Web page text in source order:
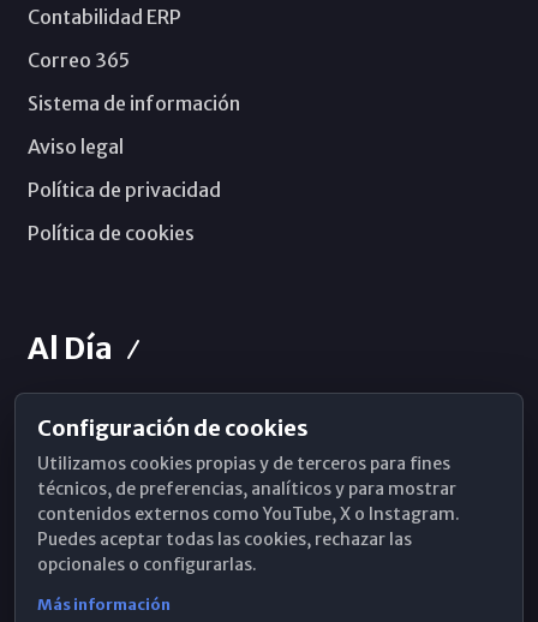
Contabilidad ERP
Correo 365
Sistema de información
Aviso legal
Política de privacidad
Política de cookies
Al Día
Horarios de Misa
Hemeroteca
WhatsApp
Configuración de cookies
Utilizamos cookies propias y de terceros para fines
técnicos, de preferencias, analíticos y para mostrar
contenidos externos como YouTube, X o Instagram.
Puedes aceptar todas las cookies, rechazar las
opcionales o configurarlas.
Más información